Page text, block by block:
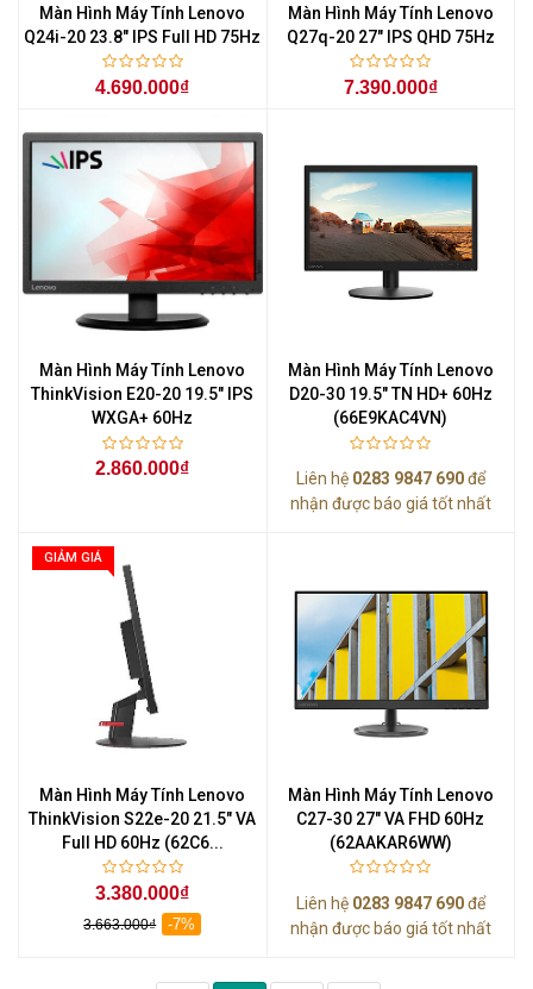
Màn Hình Máy Tính Lenovo
Q24i-20 23.8" IPS Full HD 75Hz
4.690.000₫
Màn Hình Máy Tính Lenovo
Q27q-20 27" IPS QHD 75Hz
7.390.000₫
Màn Hình Máy Tính Lenovo
ThinkVision E20-20 19.5" IPS
WXGA+ 60Hz
2.860.000₫
Màn Hình Máy Tính Lenovo
D20-30 19.5" TN HD+ 60Hz
(66E9KAC4VN)
Liên hệ 0283 9847 690để
nhận được báo giá tốt nhất
GIẢM GIÁ
Màn Hình Máy Tính Lenovo
ThinkVision S22e-20 21.5" VA
Full HD 60Hz (62C6...
3.380.000₫
3.663.000₫ -7%
Màn Hình Máy Tính Lenovo
C27-30 27" VA FHD 60Hz
(62AAKAR6WW)
Liên hệ 0283 9847 690để
nhận được báo giá tốt nhất